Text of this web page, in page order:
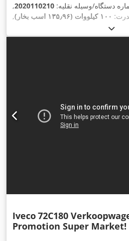
دستگاه/وسیله نقلیه: 2020110210
,
۱۰۰ کیلووات (۱۳۵٫۹۶ اسب بخار)
,
, نوع سوخت:
۴۳۵ کیلوگرم , وزن کل:۳٬۵۰۰ کیلوگرم
,
Iveco72C180
Promotion Super Market!